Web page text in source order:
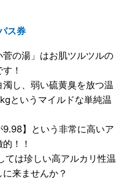
ス券
の湯」はお肌ツルツルの
！
し、弱い硫黄臭を放つ温
というマイルドな単純温
】という非常に高いア
！！
ては珍しい高アルカリ性温
来ませんか？